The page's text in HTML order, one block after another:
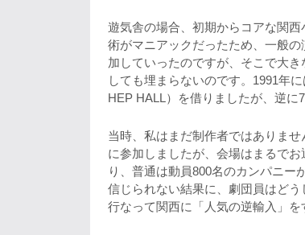
遊気舎の場合、初期からコアな関
術がマニアックだったため、一般
加していったのですが、そこで大
しても埋まらないのです。1991年
HEP HALL）を借りましたが、逆に
当時、私はまだ制作者ではありま
に参加しましたが、会場はまるで
り、普通は動員800名のカンパニー
信じられない結果に、劇団員はど
行なって関西に「人気の逆輸入」を